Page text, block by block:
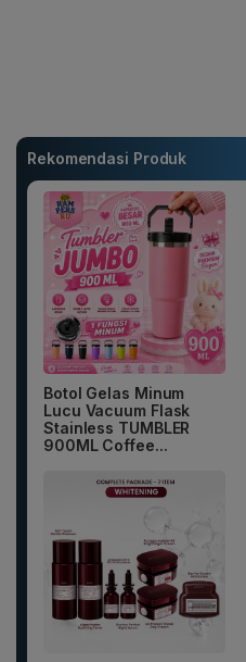
Rekomendasi Produk
Botol Gelas Minum
Lucu Vacuum Flask
Stainless TUMBLER
900ML Coffee...